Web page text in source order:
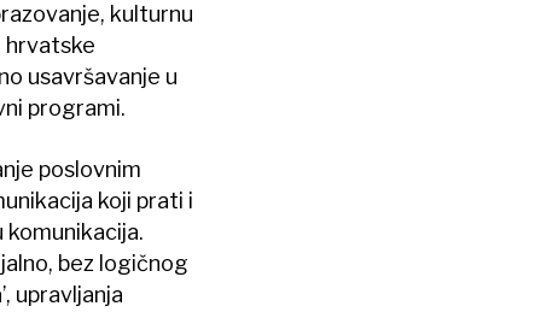
kulturnu
hrvatske
usavršavanje u
programi.
poslovnim
koji prati i
bez logičnog
upravljanja